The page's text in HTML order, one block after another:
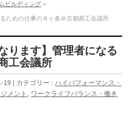
ビルディング »
ための仕事の８ヶ条＠京都商工会議所
ります】管理者になる
工会議所
19 カテゴリー :ハイパフォーマンス・
メント
ワークライフバランス・働き